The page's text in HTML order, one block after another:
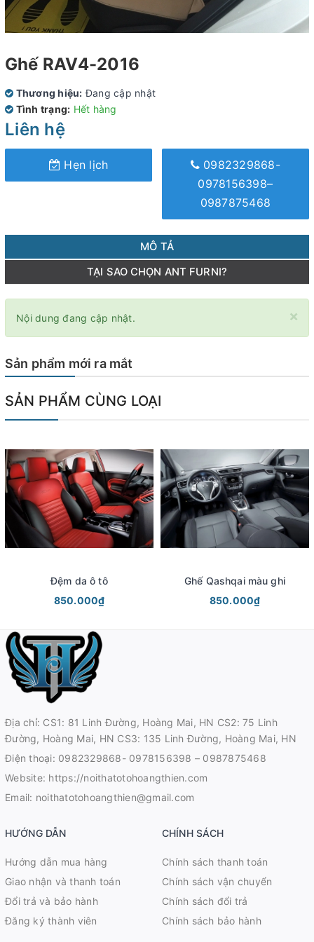
Ghế RAV4-2016
Thương hiệu: Đang cập nhật
Tình trạng: Hết hàng
Liên hệ
Hẹn lịch
0982329868-
0978156398–
0987875468
MÔ TẢ
TẠI SAO CHỌN ANT FURNI?
×
Nội dung đang cập nhật.
Sản phẩm mới ra mắt
SẢN PHẨM CÙNG LOẠI
Đệm da ô tô
850.000₫
Ghế Qashqai màu ghi
850.000₫
Địa chỉ: CS1: 81 Linh Đường, Hoàng Mai, HN CS2: 75 Linh
Đường, Hoàng Mai, HN CS3: 135 Linh Đường, Hoàng Mai, HN
Điện thoại: 0982329868- 0978156398 – 0987875468
Website: https://noithatotohoangthien.com
Email: noithatotohoangthien@gmail.com
HƯỚNG DẪN
Hướng dẫn mua hàng
Giao nhận và thanh toán
Đổi trả và bảo hành
Đăng ký thành viên
CHÍNH SÁCH
Chính sách thanh toán
Chính sách vận chuyển
Chính sách đổi trả
Chính sách bảo hành